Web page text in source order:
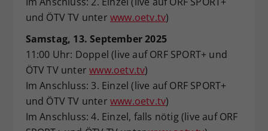
und ÖTV TV unter www.oetv.tv)
Samstag, 13. September 2025
11:00 Uhr: Doppel (live auf ORF SPORT+ und
ÖTV TV unterwww.oetv.tv)
Im Anschluss: 3. Einzel (live auf ORF SPORT+
und ÖTV TV unter www.oetv.tv)
Im Anschluss: 4. Einzel, falls nötig (live auf ORF